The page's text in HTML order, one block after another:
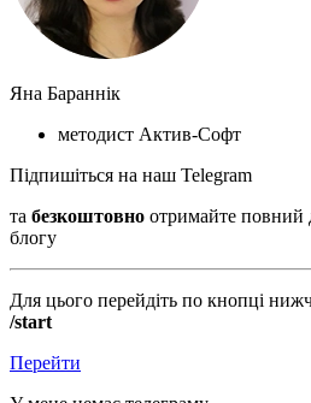
Яна Бараннік
методист Актив-Софт
Підпишіться на наш Telegram
та безкоштовно отримайте повний
блогу
Для цього перейдіть по кнопці
/start
Перейти